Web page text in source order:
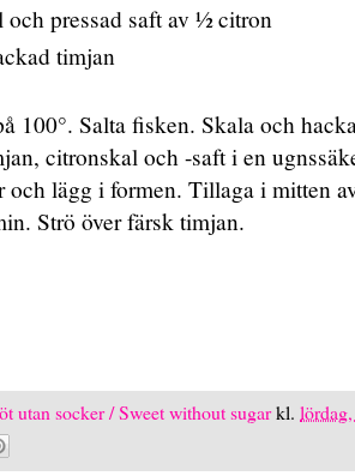
pressad saft av 1⁄2 citron
timjan
100°. Salta fisken. Skala och
citronskal och -saft i en
och lägg i formen. Tillaga i mitten
Strö över färsk timjan.
utan socker / Sweet without sugarkl.